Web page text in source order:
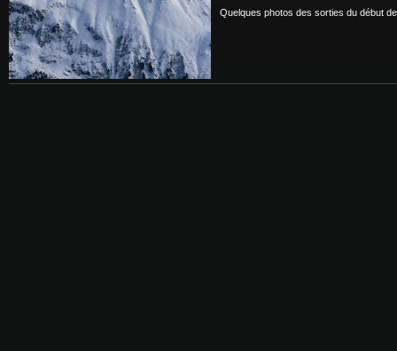
Quelques photos des sorties du début